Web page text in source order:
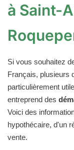
à Saint-
Si vous souhaitez
Français, plusieurs
particulièrement
entreprend des
Voici des
hypothécaire, d'un
vente.